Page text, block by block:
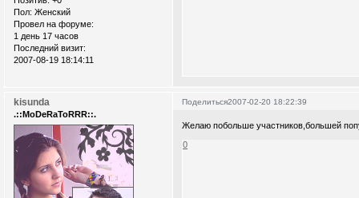
Пол: Женский
Провел на форуме:
1 день 17 часов
Последний визит:
2007-08-19 18:14:11
Поделиться2007-02-20 18:22:39
kisunda
.::MoDeRaToRRR::.
Желаю побольше участников,большей
0